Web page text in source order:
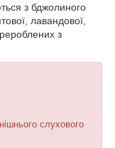
з бджолиного
лавандової,
з
слухового